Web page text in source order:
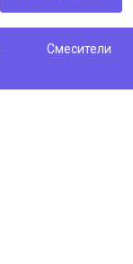
Смесители